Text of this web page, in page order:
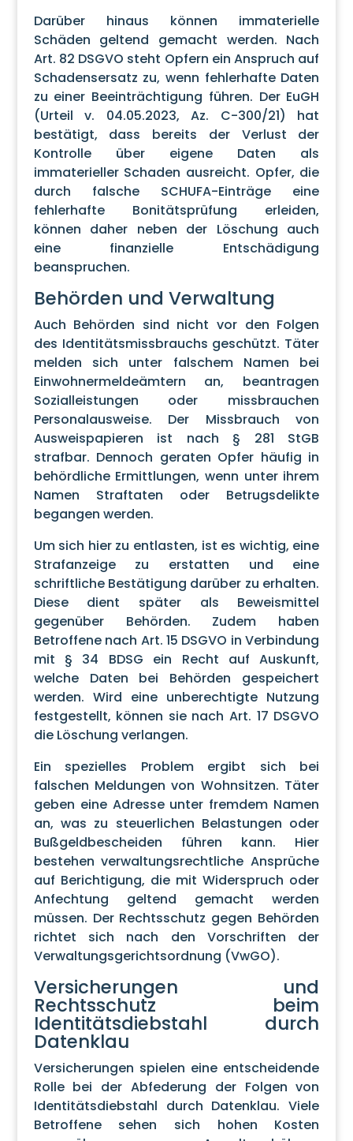
Darüber hinaus können immaterielle
Schäden geltend gemacht werden. Nach
Art. 82 DSGVO steht Opfern ein Anspruch auf
Schadensersatz zu, wenn fehlerhafte Daten
zu einer Beeinträchtigung führen. Der EuGH
(Urteil v. 04.05.2023, Az. C-300/21) hat
bestätigt, dass bereits der Verlust der
Kontrolle über eigene Daten als
immaterieller Schaden ausreicht. Opfer, die
durch falsche SCHUFA-Einträge eine
fehlerhafte Bonitätsprüfung erleiden,
können daher neben der Löschung auch
eine finanzielle Entschädigung
beanspruchen.
Behörden und Verwaltung
Auch Behörden sind nicht vor den Folgen
des Identitätsmissbrauchs geschützt. Täter
melden sich unter falschem Namen bei
Einwohnermeldeämtern an, beantragen
Sozialleistungen oder missbrauchen
Personalausweise. Der Missbrauch von
Ausweispapieren ist nach § 281 StGB
strafbar. Dennoch geraten Opfer häufig in
behördliche Ermittlungen, wenn unter ihrem
Namen Straftaten oder Betrugsdelikte
begangen werden.
Um sich hier zu entlasten, ist es wichtig, eine
Strafanzeige zu erstatten und eine
schriftliche Bestätigung darüber zu erhalten.
Diese dient später als Beweismittel
gegenüber Behörden. Zudem haben
Betroffene nach Art. 15 DSGVO in Verbindung
mit § 34 BDSG ein Recht auf Auskunft,
welche Daten bei Behörden gespeichert
werden. Wird eine unberechtigte Nutzung
festgestellt, können sie nach Art. 17 DSGVO
die Löschung verlangen.
Ein spezielles Problem ergibt sich bei
falschen Meldungen von Wohnsitzen. Täter
geben eine Adresse unter fremdem Namen
an, was zu steuerlichen Belastungen oder
Bußgeldbescheiden führen kann. Hier
bestehen verwaltungsrechtliche Ansprüche
auf Berichtigung, die mit Widerspruch oder
Anfechtung geltend gemacht werden
müssen. Der Rechtsschutz gegen Behörden
richtet sich nach den Vorschriften der
Verwaltungsgerichtsordnung (VwGO).
Versicherungen und
Rechtsschutz beim
Identitätsdiebstahl durch
Datenklau
Versicherungen spielen eine entscheidende
Rolle bei der Abfederung der Folgen von
Identitätsdiebstahl durch Datenklau. Viele
Betroffene sehen sich hohen Kosten